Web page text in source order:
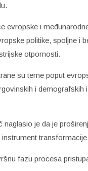
evropske i
politike, spoljne i
otpornosti.
su teme poput
i
je da je
fazu procesa